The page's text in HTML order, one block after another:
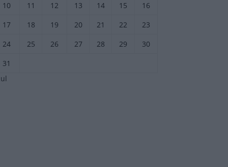
10
11 12 13 14 15
16
17
18 19 20 21 22
23
24
25 26 27 28 29
30
31